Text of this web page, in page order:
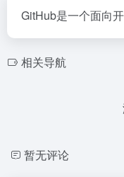
GitHub是一个面向
相关导航
暂无评论